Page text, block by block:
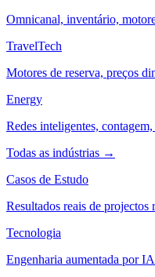
Omnicanal, inventário,
TravelTech
Motores de reserva, preços
Energy
Redes inteligentes,
Todas as indústrias →
Casos de Estudo
Resultados reais de projectos
Tecnologia
Engenharia aumentada por